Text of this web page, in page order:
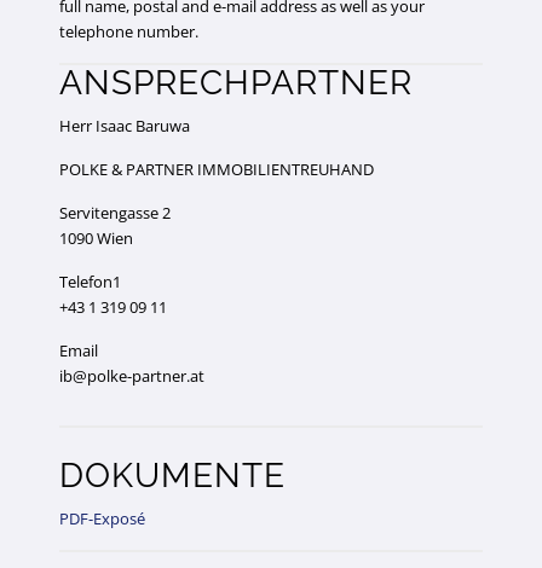
full name, postal and e-mail address as well as your
telephone number.
ANSPRECHPARTNER
Herr Isaac Baruwa
POLKE & PARTNER IMMOBILIENTREUHAND
Servitengasse 2
1090 Wien
Telefon1
+43 1 319 09 11
Email
ib@polke-partner.at
DOKUMENTE
PDF-Exposé